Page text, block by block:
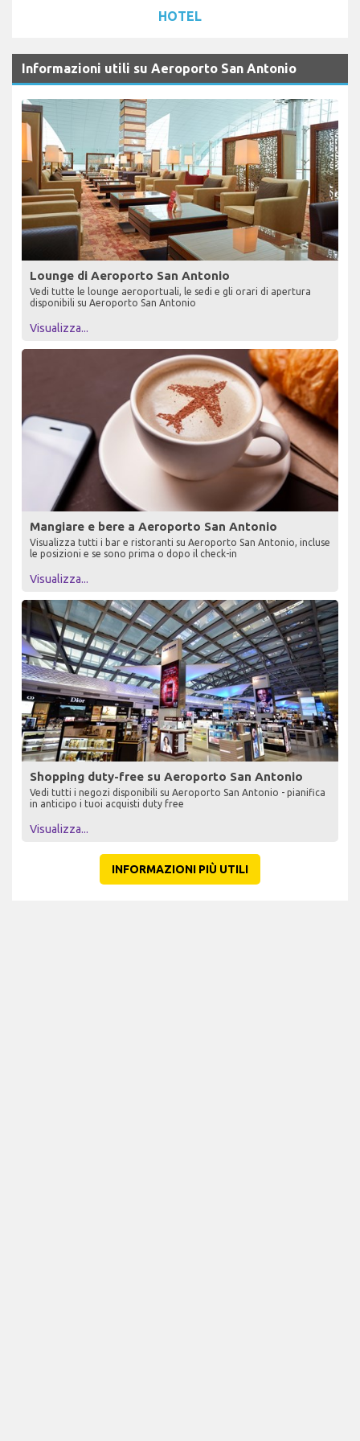
HOTEL
Informazioni utili su Aeroporto San Antonio
Lounge di Aeroporto San Antonio
Vedi tutte le lounge aeroportuali, le sedi e gli orari di apertura
disponibili su Aeroporto San Antonio
Visualizza...
Mangiare e bere a Aeroporto San Antonio
Visualizza tutti i bar e ristoranti su Aeroporto San Antonio, incluse
le posizioni e se sono prima o dopo il check-in
Visualizza...
Shopping duty-free su Aeroporto San Antonio
Vedi tutti i negozi disponibili su Aeroporto San Antonio - pianifica
in anticipo i tuoi acquisti duty free
Visualizza...
INFORMAZIONI PIÙ UTILI